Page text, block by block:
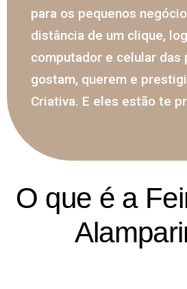
para os pequenos
distância de um clique,
computador e celular das
gostam, querem e
Criativa. E eles estão te
O que é a